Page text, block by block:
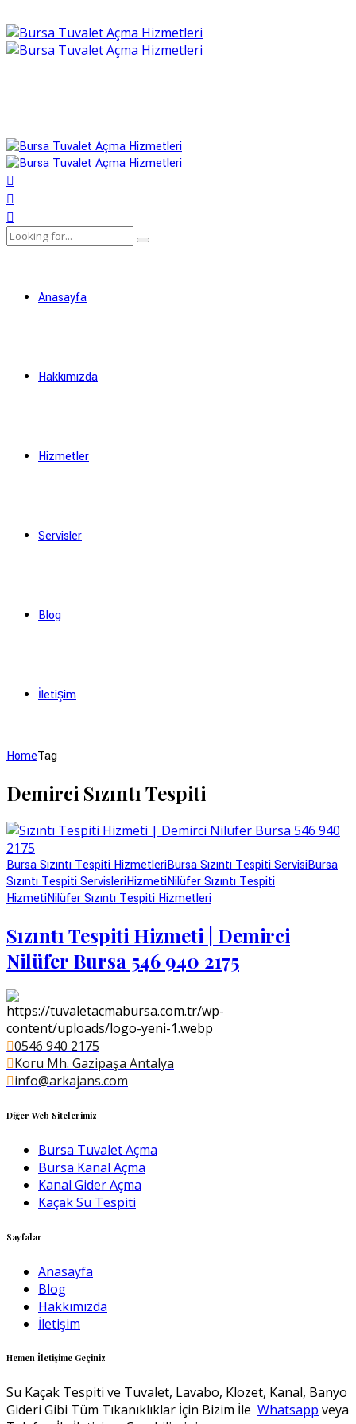
Anasayfa
Hakkımızda
Hizmetler
Servisler
Blog
İletişim
HomeTag
Demirci Sızıntı Tespiti
Bursa Sızıntı Tespiti HizmetleriBursa Sızıntı Tespiti ServisiBursa
Sızıntı Tespiti ServisleriHizmetiNilüfer Sızıntı Tespiti
HizmetiNilüfer Sızıntı Tespiti Hizmetleri
Sızıntı Tespiti Hizmeti | Demirci
Nilüfer Bursa 546 940 2175
0546 940 2175
Koru Mh. Gazipaşa Antalya
info@arkajans.com
Diğer Web Sitelerimiz
Bursa Tuvalet Açma
Bursa Kanal Açma
Kanal Gider Açma
Kaçak Su Tespiti
Sayfalar
Anasayfa
Blog
Hakkımızda
İletişim
Hemen İletişime Geçiniz
Su Kaçak Tespiti ve Tuvalet, Lavabo, Klozet, Kanal, Banyo
Gideri Gibi Tüm Tıkanıklıklar İçin Bizim İle Whatsapp veya